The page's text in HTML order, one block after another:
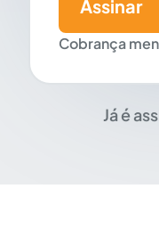
Cobrança
Assinar
Já é